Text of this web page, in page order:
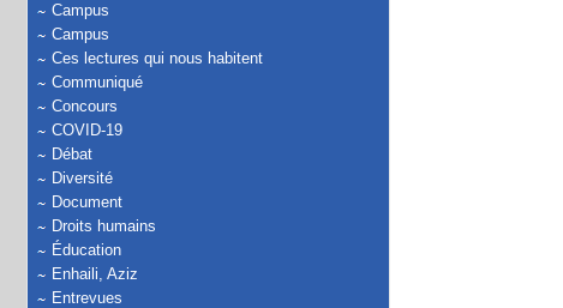
Campus
Campus
Ces lectures qui nous habitent
Communiqué
Concours
COVID-19
Débat
Diversité
Document
Droits humains
Éducation
Enhaili, Aziz
Entrevues